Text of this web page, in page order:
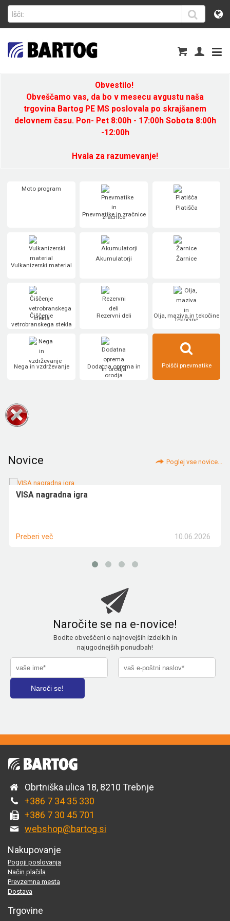
Obvestilo!
Obveščamo vas, da bo v mesecu avgustu naša
trgovina Bartog PE MS poslovala po skrajšanem
delovnem času. Pon- Pet 8:00h - 17:00h Sobota 8:00h
-12:00h
Hvala za razumevanje!
Moto program
Pnevmatike in zračnice
Platišča
Vulkanizerski material
Akumulatorji Žarnice
Čiščenje
vetrobranskega stekla
Rezervni deli Olja, maziva in tekočine
Nega in vzdrževanje
Dodatna oprema in
orodja
Poišči pnevmatike
Novice Poglej vse novice...
VISA nagradna igra
10.06.2026
Preberi več
Naročite se na e-novice!
Bodite obveščeni o najnovejših izdelkih in
najugodnejših ponudbah!
Obrtniška ulica 18, 8210 Trebnje
+386 7 34 35 330
+386 7 30 45 701
webshop@bartog.si
Nakupovanje
Pogoji poslovanja
Način plačila
Prevzemna mesta
Dostava
Trgovine